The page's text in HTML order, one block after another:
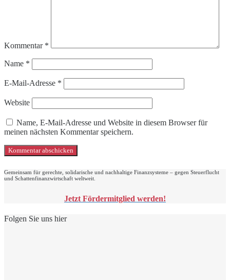
Kommentar *
Name *
E-Mail-Adresse *
Website
Name, E-Mail-Adresse und Website in diesem Browser für
meinen nächsten Kommentar speichern.
Gemeinsam für gerechte, solidarische und nachhaltige Finanzsysteme – gegen Steuerflucht
und Schattenfinanzwirtschaft weltweit.
Jetzt Fördermitglied werden!
Folgen Sie uns hier